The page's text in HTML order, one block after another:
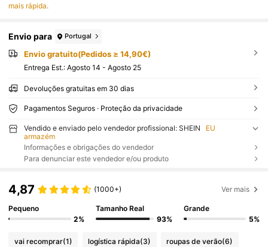
mais rápida.
Envio para Portugal
Envio gratuito(Pedidos ≥ 14,90€)
Entrega Est.: Agosto 14 - Agosto 25
Devoluções gratuitas em 30 dias
Pagamentos Seguros · Proteção da privacidade
Vendido e enviado pelo vendedor profissional: SHEIN
EU
armazém
Informações e obrigações do vendedor
Para denunciar este vendedor e/ou produto
4,87 (1000+) Ver mais
Pequeno
2%
Tamanho Real
93%
Grande
5%
vai recomprar(1) logística rápida(3) roupas de verão(6)